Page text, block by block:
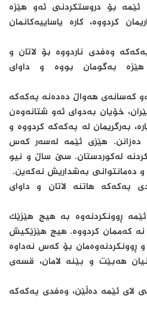
ئێمە بۆ دروستکردنی ئەو هێزە
کردووە، کارە یاساییەکانمان
وەفدی ناردووە بۆ لاتان و
بەگومان بووە و داوای
کەسانەی هەواڵ دەدەنە پەکەکە
خۆیان بەدوای ئەو شتانەوەن
بەرگریمان لە پەکەکە کردووە و
هێزی ئێمە لەسەر کەس
لەکوردستان. سێ ساڵ و نیو
دەمانتوانی بەشداریش نەکەین.
پەکەکە هاتنە لاتان و داوای
ڕوونکردنەوە بە هیچ هێزێک
نە کەممان کردووە. هیچ هێزێکیش
و ڕوونکردنەوەمان بۆ کەس نەداوە
هەبێت و بێنە لامان، قسەی
لای ئێمە دەڵێن، وەفدی پەکەکە